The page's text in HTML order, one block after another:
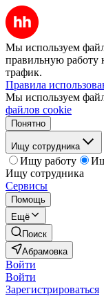
Мы используем
правильную работу
трафик.
Правила
Мы используем
файлов cookie
Понятно
Ищу сотрудника
Ищу работу
Ищу сотрудника
Сервисы
Помощь
Ещё
Поиск
Абрамовка
Войти
Войти
Зарегистрироваться